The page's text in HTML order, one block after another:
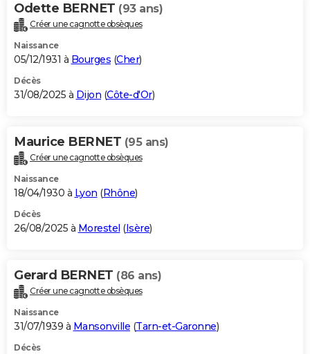
Odette BERNET (93 ans)
Créer une cagnotte obsèques
Naissance
05/12/1931 à Bourges (Cher)
Décès
31/08/2025 à Dijon (Côte-d'Or)
Maurice BERNET (95 ans)
Créer une cagnotte obsèques
Naissance
18/04/1930 à Lyon (Rhône)
Décès
26/08/2025 à Morestel (Isère)
Gerard BERNET (86 ans)
Créer une cagnotte obsèques
Naissance
31/07/1939 à Mansonville (Tarn-et-Garonne)
Décès